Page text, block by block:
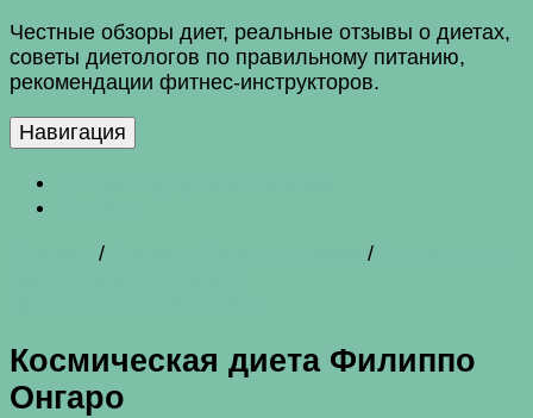
Честные обзоры диет, реальные отзывы о диетах,
советы диетологов по правильному питанию,
рекомендации фитнес-инструкторов.
Навигация
/ /
Космическая диета Филиппо
Онгаро